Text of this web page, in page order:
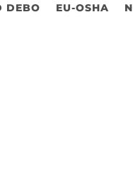
DEBO EU-OSHA